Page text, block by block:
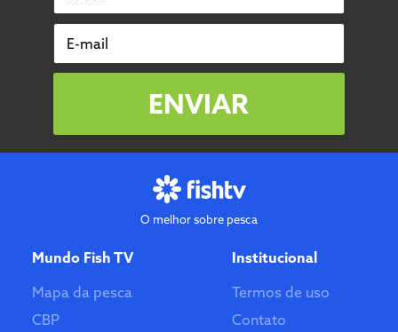
E-mail
ENVIAR
O melhor sobre pesca
Mundo Fish TV
Mapa da pesca
CBP
Institucional
Termos de uso
Contato